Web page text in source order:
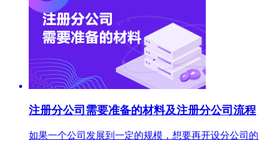
注册分公司需要准备的材料及注册分公司流程
如果一个公司发展到一定的规模，想要再开设分公司的